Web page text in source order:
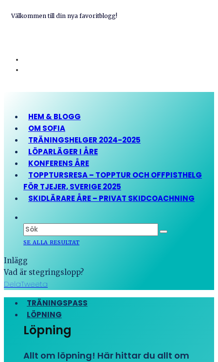
Välkommen till din nya favoritblogg!
HEM & BLOGG
OM SOFIA
TRÄNINGSHELGER 2024-2025
LÖPARLÄGER I ÅRE
KONFERENS ÅRE
TOPPTURSRESA – TOPPTUR OCH OFFPISTHELG
FÖR TJEJER, SVERIGE 2025
SKIDLÄRARE ÅRE – PRIVAT SKIDCOACHNING
SE ALLA RESULTAT
Inlägg
Vad är stegringslopp?
DelaTweeta
TRÄNINGSPASS
LÖPNING
Löpning
Allt om löpning! Här hittar du allt om